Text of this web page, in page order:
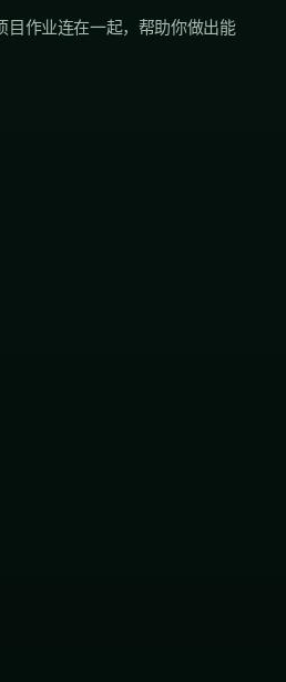
目作业连在一起，帮助你做出能